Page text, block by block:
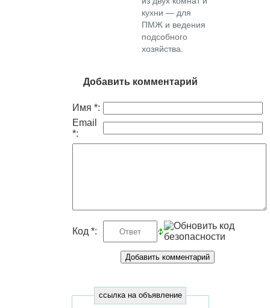
кухни — для
ПМЖ и ведения
подсобного
хозяйства.
Добавить комментарий
Имя *:
Email
*:
Код *:
ссылка на объявление